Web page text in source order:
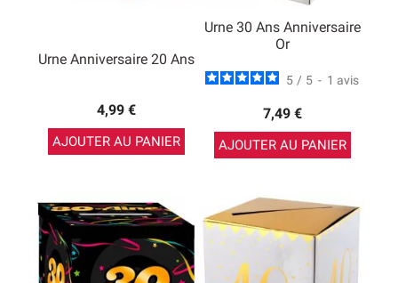
Urne Anniversaire 20 Ans
4,99 €
AJOUTER AU PANIER
Urne 30 Ans Anniversaire
Or
5 / 5 - 1 avis
7,49 €
AJOUTER AU PANIER